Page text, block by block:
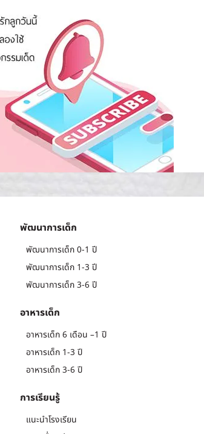
พัฒนาการเด็ก
พัฒนาการเด็ก 0-1 ปี
พัฒนาการเด็ก 1-3 ปี
พัฒนาการเด็ก 3-6 ปี
อาหารเด็ก
อาหารเด็ก 6 เดือน –1 ปี
อาหารเด็ก 1-3 ปี
อาหารเด็ก 3-6 ปี
การเรียนรู้
แนะนำโรงเรียน